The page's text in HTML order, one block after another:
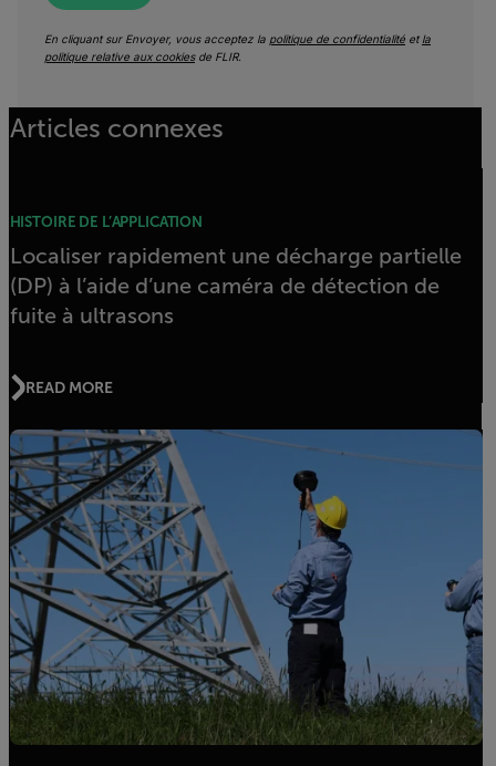
En cliquant sur Envoyer, vous acceptez la politique de confidentialité et la
politique relative aux cookiesde FLIR.
Articles connexes
HISTOIRE DE L’APPLICATION
Localiser rapidement une décharge partielle
(DP) à l’aide d’une caméra de détection de
fuite à ultrasons
READ MORE